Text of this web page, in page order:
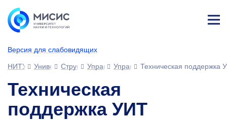
Версия для слабовидящих
ине
НИТУ МИСИСУниверситетСтруктура университета
УправленияУправление информационных
Техническая поддержка
Техническая
поддержка УИТ